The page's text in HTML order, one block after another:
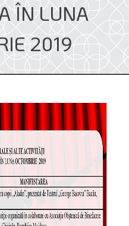
ÎN LUNA
2019